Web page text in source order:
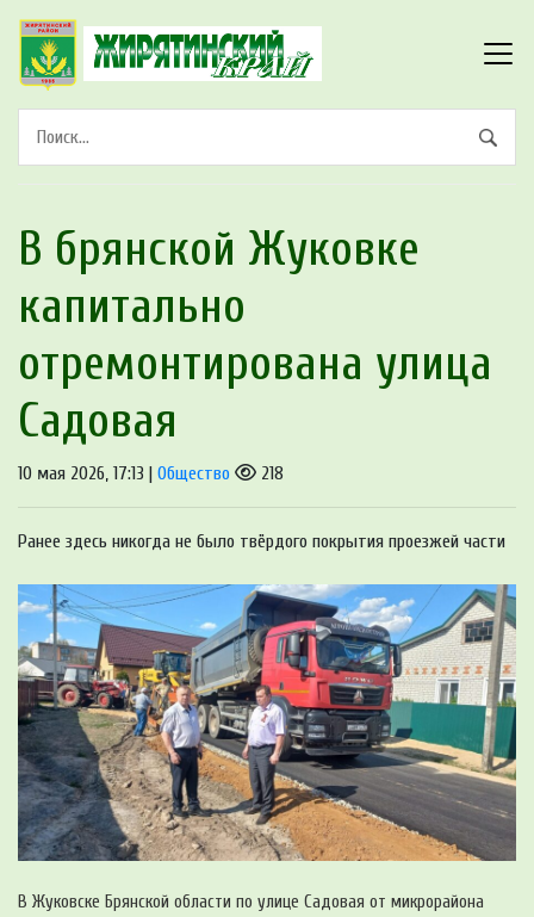
В брянской Жуковке
капитально
отремонтирована улица
Садовая
10 мая 2026, 17:13 | Общество 218
Ранее здесь никогда не было твёрдого покрытия проезжей части
В Жуковске Брянской области по улице Садовая от микрорайона